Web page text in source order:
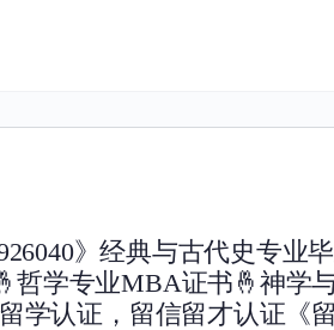
》经典与古代史专业
哲学专业MBA证书🤞神学
学认证，留信留才认证《